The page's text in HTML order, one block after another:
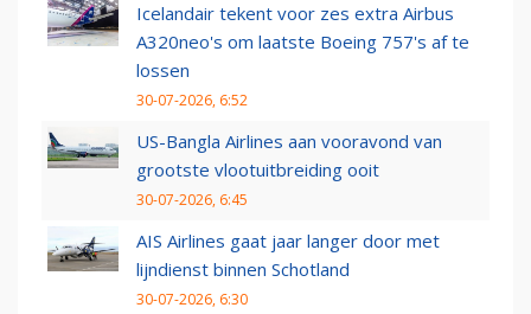
Icelandair tekent voor zes extra Airbus
A320neo's om laatste Boeing 757's af te
lossen
30-07-2026, 6:52
US-Bangla Airlines aan vooravond van
grootste vlootuitbreiding ooit
30-07-2026, 6:45
AIS Airlines gaat jaar langer door met
lijndienst binnen Schotland
30-07-2026, 6:30